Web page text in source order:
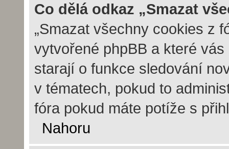
Co dělá odkaz „Smazat
„Smazat všechny cookies z
vytvořené phpBB a které
starají o funkce sledování
v tématech, pokud to
fóra pokud máte potíže s
Nahoru